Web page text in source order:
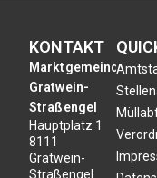
KONTAKT
Marktgemeinde
Gratwein-
Straßengel
Hauptplatz 1
8111
Gratwein-
Straßengel